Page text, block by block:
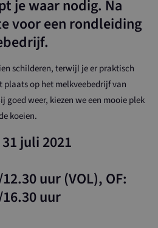
je waar nodig. Na
voor een rondleiding
schilderen, terwijl je er praktisch
plaats op het melkveebedrijf van
goed weer, kiezen we een mooie plek
koeien.
juli 2021
uur (VOL), OF:
uur